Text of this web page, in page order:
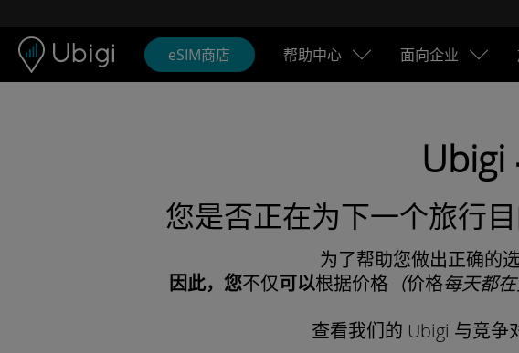
eSIM商店 帮助中心 面向企业
Ubigi
您是否正在为下一个旅行
为了帮助您做出正确的
因此，您不仅可以根据价格 （价格每天都在
查看我们的 Ubigi 与竞争